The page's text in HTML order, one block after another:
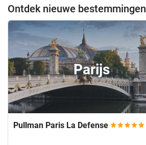
Ontdek nieuwe bestemmingen
Parijs
Pullman Paris La Defense